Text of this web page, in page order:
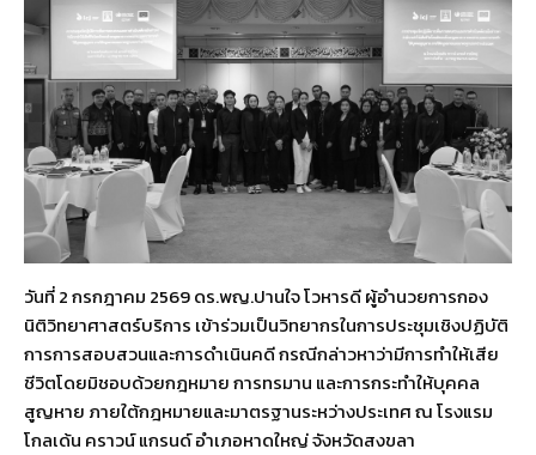
วันที่ 2 กรกฎาคม 2569 ดร.พญ.ปานใจ โวหารดี ผู้อำนวยการกอง
นิติวิทยาศาสตร์บริการ เข้าร่วมเป็นวิทยากรในการประชุมเชิงปฏิบัติ
การการสอบสวนและการดำเนินคดี กรณีกล่าวหาว่ามีการทำให้เสีย
ชีวิตโดยมิชอบด้วยกฎหมาย การทรมาน และการกระทำให้บุคคล
สูญหาย ภายใต้กฎหมายและมาตรฐานระหว่างประเทศ ณ โรงแรม
โกลเด้น คราวน์ แกรนด์ อำเภอหาดใหญ่ จังหวัดสงขลา